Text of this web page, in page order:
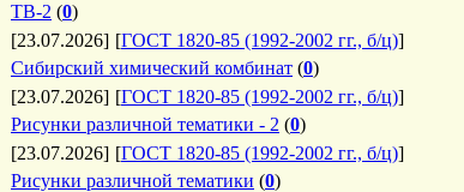
ТВ-2 (0)
[23.07.2026] [ГОСТ 1820-85 (1992-2002 гг., б/ц)]
Сибирский химический комбинат (0)
[23.07.2026] [ГОСТ 1820-85 (1992-2002 гг., б/ц)]
Рисунки различной тематики - 2 (0)
[23.07.2026] [ГОСТ 1820-85 (1992-2002 гг., б/ц)]
Рисунки различной тематики (0)